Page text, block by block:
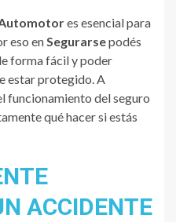
es esencial para
eso enSegurarsepodés
forma fácil y poder
estar protegido. A
funcionamiento del seguro
qué hacer si estás
ACCIDENTE